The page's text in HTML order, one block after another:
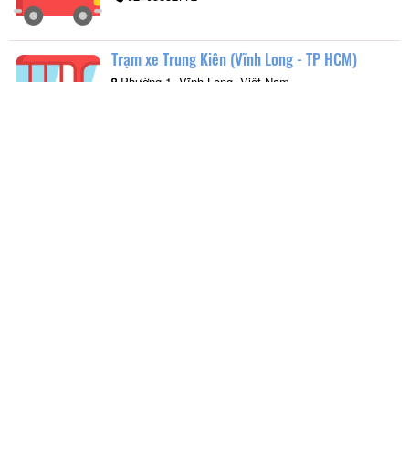
Trạm xe Trung Kiên (Vĩnh Long - TP HCM)
Phường 1, Vĩnh Long, Việt Nam